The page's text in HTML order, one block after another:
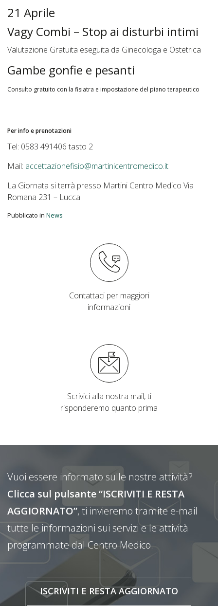
21 Aprile
Vagy Combi – Stop ai disturbi intimi
Valutazione Gratuita eseguita da Ginecologa e Ostetrica
Gambe gonfie e pesanti
Consulto gratuito con la fisiatra e impostazione del piano terapeutico
Per info e prenotazioni
Tel: 0583 491406 tasto 2
Mail: accettazionefisio@martinicentromedico.it
La Giornata si terrà presso Martini Centro Medico Via
Romana 231 – Lucca
Pubblicato in News
Contattaci per maggiori
informazioni
Scrivici alla nostra mail, ti
risponderemo quanto prima
Vuoi essere informato sulle nostre attività?
Clicca sul pulsante “ISCRIVITI E RESTA
AGGIORNATO”, ti invieremo tramite e-mail
tutte le informazioni sui servizi e le attività
programmate dal Centro Medico.
ISCRIVITI E RESTA AGGIORNATO